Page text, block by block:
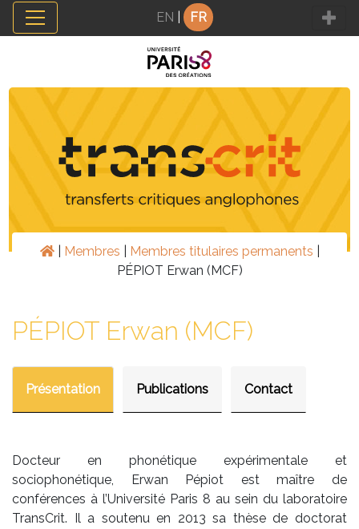
Panneau de gestion des cookies
EN FR
Membres Membres titulaires permanents
PÉPIOT Erwan (MCF)
PÉPIOT Erwan (MCF)
Présentation Publications Contact
Docteur en phonétique expérimentale et
sociophonétique, Erwan Pépiot est maître de
conférences à l’Université Paris 8 au sein du laboratoire
TransCrit. Il a soutenu en 2013 sa thèse de doctorat